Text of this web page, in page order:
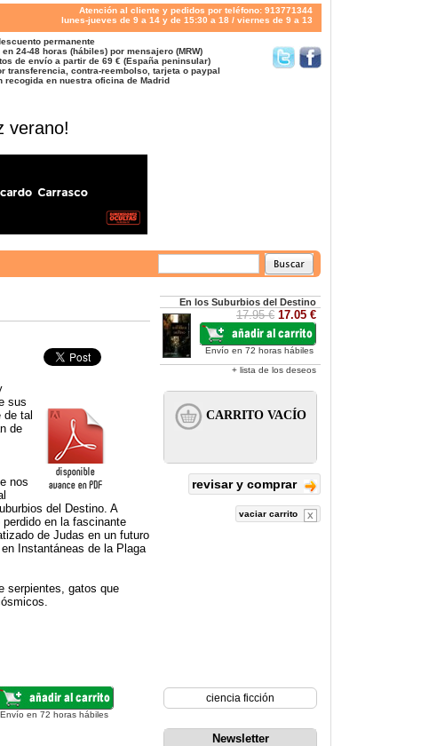
Atención al cliente y pedidos por teléfono: 913771344
lunes-jueves de 9 a 14 y de 15:30 a 18 / viernes de 9 a 13
permanente
en 24-48 horas (hábiles) por mensajero (MRW)
de envío a partir de 69 € (España peninsular)
transferencia, contra-reembolso, tarjeta o paypal
recogida en nuestra oficina de Madrid
verano!
sus
de tal
de
nos
del Destino. A
en la fascinante
de Judas en un futuro
Instantáneas de la Plaga
serpientes, gatos que
Envío en 72 horas hábiles
En los Suburbios del Destino
17.95 € 17.05 €
Envío en 72 horas hábiles
+ lista de los deseos
revisar y comprar
vaciar carrito
ciencia ficción
Newsletter